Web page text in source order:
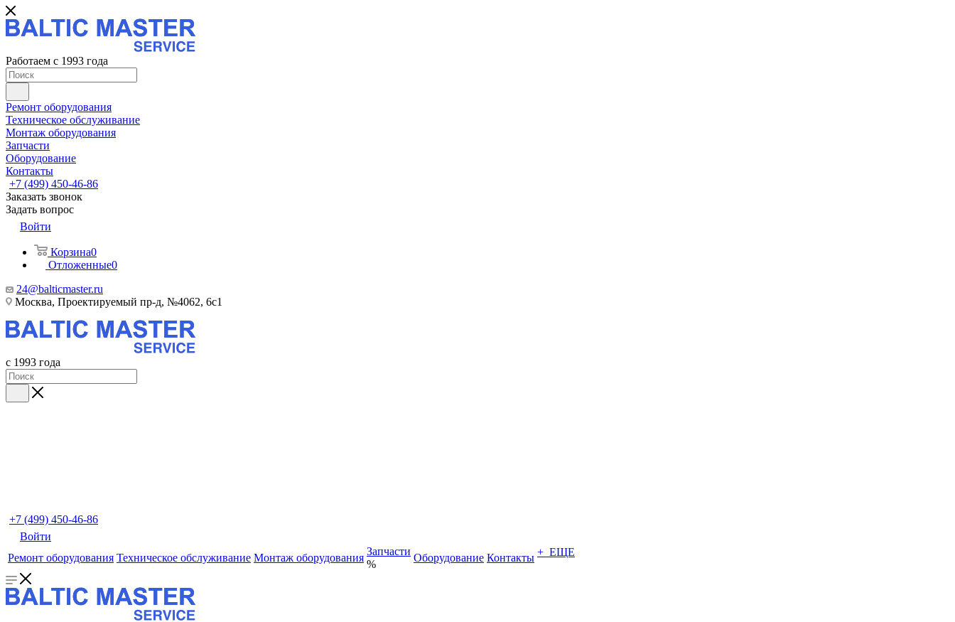
Работаем с 1993 года
Ремонт оборудования
Техническое обслуживание
Монтаж оборудования
Запчасти
Оборудование
Контакты
+7 (499) 450-46-86
Заказать звонок
Задать вопрос
Войти
Корзина0
Отложенные0
24@balticmaster.ru
Москва, Проектируемый пр-д, №4062, 6с1
с 1993 года
+7 (499) 450-46-86
Войти
Ремонт оборудования Техническое обслуживание Монтаж оборудования
Запчасти
%
Оборудование Контакты + ЕЩЕ